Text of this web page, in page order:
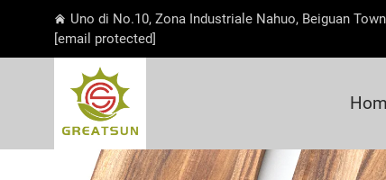
Uno di No.10, Zona Industriale Nahuo, Beiguan
[email protected]